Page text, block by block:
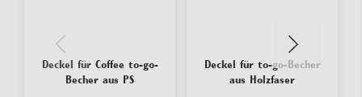
Deckel für Coffee to-go-
Becher aus PS
Deckel für to-go-Becher
aus Holzfaser